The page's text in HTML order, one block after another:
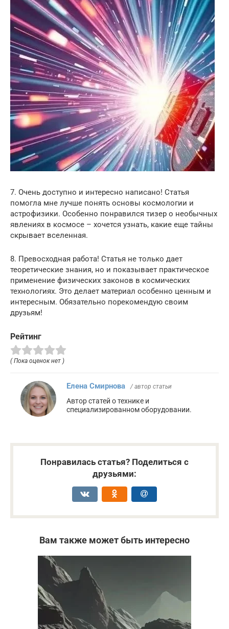
7. Очень доступно и интересно написано! Статья
помогла мне лучше понять основы космологии и
астрофизики. Особенно понравился тизер о необычных
явлениях в космосе – хочется узнать, какие еще тайны
скрывает вселенная.
8. Превосходная работа! Статья не только дает
теоретические знания, но и показывает практическое
применение физических законов в космических
технологиях. Это делает материал особенно ценным и
интересным. Обязательно порекомендую своим
друзьям!
Рейтинг
( Пока оценок нет )
Елена Смирнова / автор статьи
Автор статей о технике и
специализированном оборудовании.
Понравилась статья? Поделиться с
друзьями:
Вам также может быть интересно